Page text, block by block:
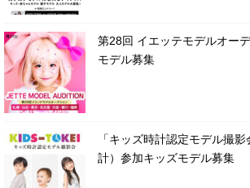
第28回 イエッテモデルオー
モデル募集
「キッズ時計認定モデル撮
計）参加キッズモデル募集